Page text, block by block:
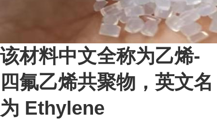
该材料中文全称为乙烯-
四氟乙烯共聚物，英文名
为 Ethylene